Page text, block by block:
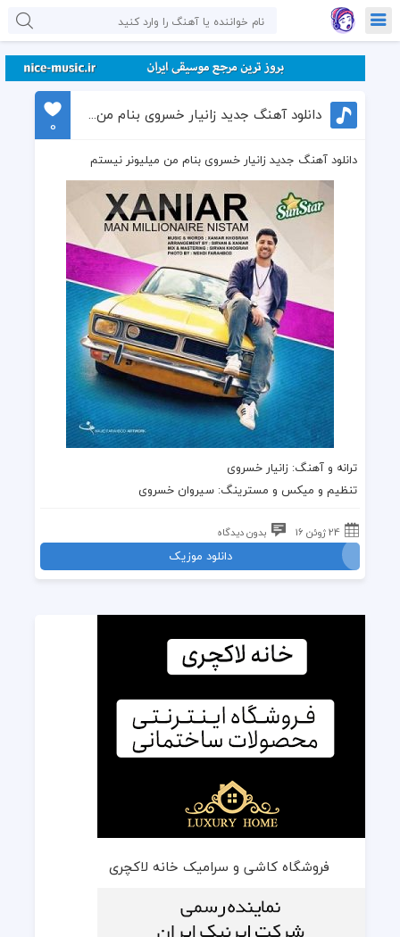
دانلود آهنگ جدید زانیار خسروی بنام من میلیونر نیستم
0
دانلود آهنگ جدید زانیار خسروی بنام من میلیونر نیستم
ترانه و آهنگ: زانیار خسروی
تنظیم و میکس و مسترینگ: سیروان خسروی
24 ژوئن 16 بدون دیدگاه
دانلود موزیک
فروشگاه کاشی و سرامیک خانه لاکچری